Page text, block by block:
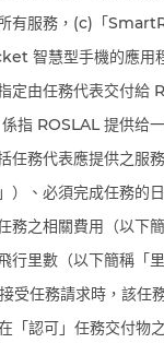
有服務，(c)「
智慧型手機的應用
定由任務代表交付給
指 ROSLAL 提供给
任務代表應提供之服
）、必須完成任務的
務之相關費用（以下
行里數（以下簡稱「
受任務請求時，該任
「認可」任務交付物